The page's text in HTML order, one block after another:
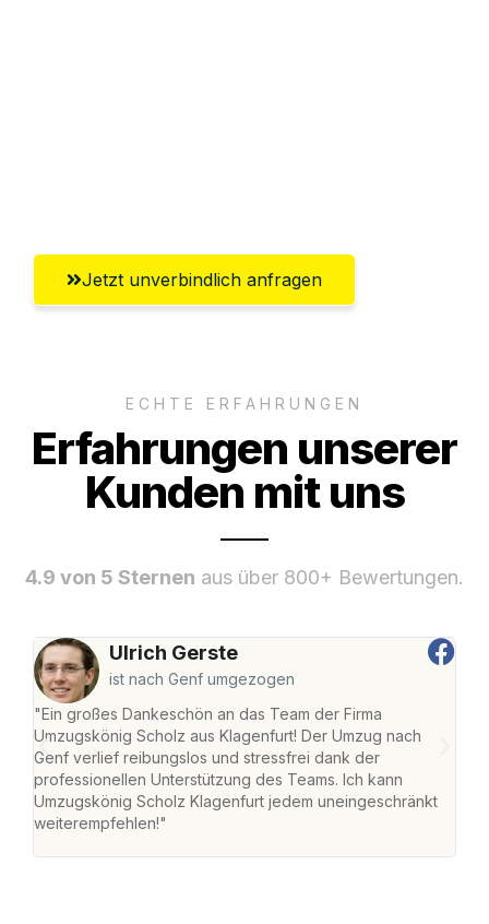
Jetzt unverbindlich anfragen
ECHTE ERFAHRUNGEN
Erfahrungen unserer
Kunden mit uns
4.9 von 5 Sternen aus über 800+ Bewertungen.
Ulrich Gerste
ist nach Genf umgezogen
"Ein großes Dankeschön an das Team der Firma
Umzugskönig Scholz aus Klagenfurt! Der Umzug nach
Genf verlief reibungslos und stressfrei dank der
professionellen Unterstützung des Teams. Ich kann
Umzugskönig Scholz Klagenfurt jedem uneingeschränkt
weiterempfehlen!"